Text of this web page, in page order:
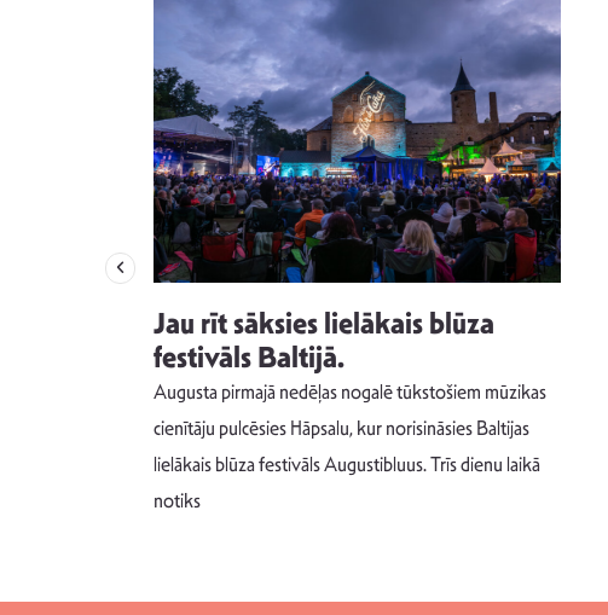
Jau rīt sāksies lielākais blūza
festivāls Baltijā.
Augusta pirmajā nedēļas nogalē tūkstošiem mūzikas
cienītāju pulcēsies Hāpsalu, kur norisināsies Baltijas
lielākais blūza festivāls Augustibluus. Trīs dienu laikā
notiks